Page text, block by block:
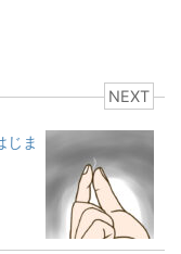
NEXT
ま